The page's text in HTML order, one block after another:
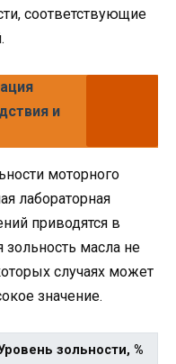
соответствующие
и
моторного
лабораторная
приводятся в
масла не
случаях может
значение.
зольности, %